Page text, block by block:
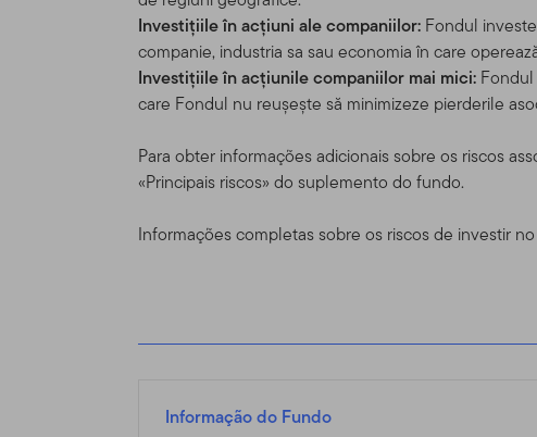
Investițiile în acțiuni ale companiilor: Fondul
companie, industria sa sau economia în care
Investițiile în acțiunile companiilor mai mici:
care Fondul nu reușește să minimizeze pierderile
Para obter informações adicionais sobre os riscos
«Principais riscos» do suplemento do fundo.
Informações completas sobre os riscos de investir
Informação do Fundo
Nada neste Site deve ser
ou qualquer outro produto ou
compra ou venda seja
particular.
Uso pessoal. Esse Site existe
Templeton, e que morem fora